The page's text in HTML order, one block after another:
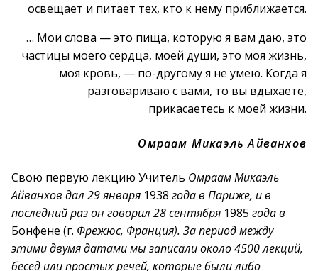
освещает и питает тех, кто к нему приближается.
… Мои слова — это пища, которую я вам даю, это
частицы моего сердца, моей души, это моя жизнь,
моя кровь, — по-другому я не умею. Когда я
разговариваю с вами, то вы вдыхаете,
прикасаетесь к моей жизни.
Омраам Микаэль Айванхов
Свою первую лекцию Учитель Омраам Микаэль
Айванхов дал 29 января 1938 года в Париже, и в
последний раз он говорил 28 сентября 1985 года в
Бонфене (г. Фрежюс, Франция). За период между
этими двумя датами мы записали около 4500 лекций,
бесед или простых речей, которые были либо